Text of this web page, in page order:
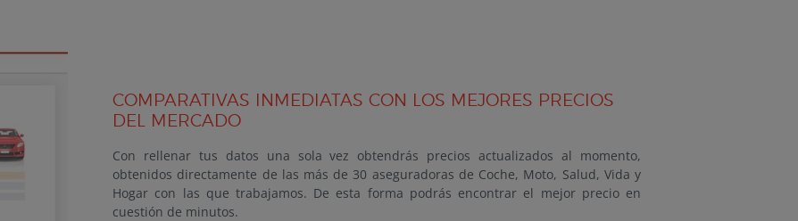
COMPARATIVAS INMEDIATAS CON LOS MEJORES PRECIOS
DEL MERCADO
Con rellenar tus datos una sola vez obtendrás precios actualizados al momento,
obtenidos directamente de las más de 30 aseguradoras de Coche, Moto, Salud, Vida y
Hogar con las que trabajamos. De esta forma podrás encontrar el mejor precio en
cuestión de minutos.